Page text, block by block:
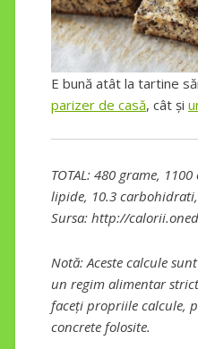
E bună atât la tartine
parizer de casă, cât și
TOTAL: 480 grame,
lipide, 10.3
Sursa: http://
Notă: Aceste calcule
un regim alimentar
faceți propriile calcule,
concrete folosite.